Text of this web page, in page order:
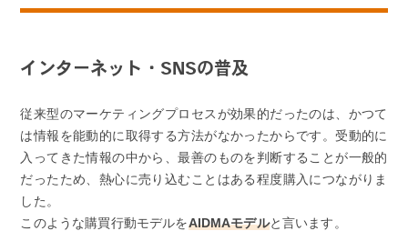
インターネット・SNSの普及
従来型のマーケティングプロセスが効果的だったのは、かつて
は情報を能動的に取得する方法がなかったからです。受動的に
入ってきた情報の中から、最善のものを判断することが一般的
だったため、熱心に売り込むことはある程度購入につながりま
した。
このような購買行動モデルをAIDMAモデルと言います。